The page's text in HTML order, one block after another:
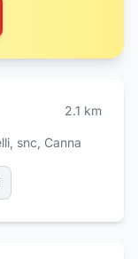
2.1 km
snc, Canna